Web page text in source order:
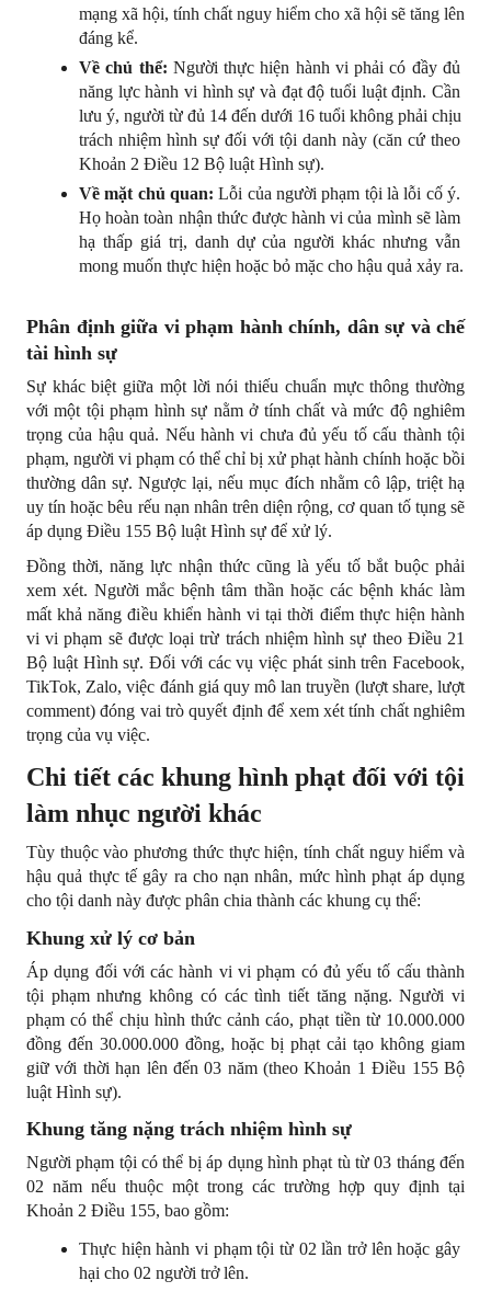
mạng xã hội, tính chất nguy hiểm cho xã hội sẽ tăng lên
đáng kể.
Về chủ thể: Người thực hiện hành vi phải có đầy đủ
năng lực hành vi hình sự và đạt độ tuổi luật định. Cần
lưu ý, người từ đủ 14 đến dưới 16 tuổi không phải chịu
trách nhiệm hình sự đối với tội danh này (căn cứ theo
Khoản 2 Điều 12 Bộ luật Hình sự).
Về mặt chủ quan: Lỗi của người phạm tội là lỗi cố ý.
Họ hoàn toàn nhận thức được hành vi của mình sẽ làm
hạ thấp giá trị, danh dự của người khác nhưng vẫn
mong muốn thực hiện hoặc bỏ mặc cho hậu quả xảy ra.
Phân định giữa vi phạm hành chính, dân sự và chế
tài hình sự
Sự khác biệt giữa một lời nói thiếu chuẩn mực thông thường
với một tội phạm hình sự nằm ở tính chất và mức độ nghiêm
trọng của hậu quả. Nếu hành vi chưa đủ yếu tố cấu thành tội
phạm, người vi phạm có thể chỉ bị xử phạt hành chính hoặc bồi
thường dân sự. Ngược lại, nếu mục đích nhằm cô lập, triệt hạ
uy tín hoặc bêu rếu nạn nhân trên diện rộng, cơ quan tố tụng sẽ
áp dụng Điều 155 Bộ luật Hình sự để xử lý.
Đồng thời, năng lực nhận thức cũng là yếu tố bắt buộc phải
xem xét. Người mắc bệnh tâm thần hoặc các bệnh khác làm
mất khả năng điều khiển hành vi tại thời điểm thực hiện hành
vi vi phạm sẽ được loại trừ trách nhiệm hình sự theo Điều 21
Bộ luật Hình sự. Đối với các vụ việc phát sinh trên Facebook,
TikTok, Zalo, việc đánh giá quy mô lan truyền (lượt share, lượt
comment) đóng vai trò quyết định để xem xét tính chất nghiêm
trọng của vụ việc.
Chi tiết các khung hình phạt đối với tội
làm nhục người khác
Tùy thuộc vào phương thức thực hiện, tính chất nguy hiểm và
hậu quả thực tế gây ra cho nạn nhân, mức hình phạt áp dụng
cho tội danh này được phân chia thành các khung cụ thể:
Khung xử lý cơ bản
Áp dụng đối với các hành vi vi phạm có đủ yếu tố cấu thành
tội phạm nhưng không có các tình tiết tăng nặng. Người vi
phạm có thể chịu hình thức cảnh cáo, phạt tiền từ 10.000.000
đồng đến 30.000.000 đồng, hoặc bị phạt cải tạo không giam
giữ với thời hạn lên đến 03 năm (theo Khoản 1 Điều 155 Bộ
luật Hình sự).
Khung tăng nặng trách nhiệm hình sự
Người phạm tội có thể bị áp dụng hình phạt tù từ 03 tháng đến
02 năm nếu thuộc một trong các trường hợp quy định tại
Khoản 2 Điều 155, bao gồm:
Thực hiện hành vi phạm tội từ 02 lần trở lên hoặc gây
hại cho 02 người trở lên.